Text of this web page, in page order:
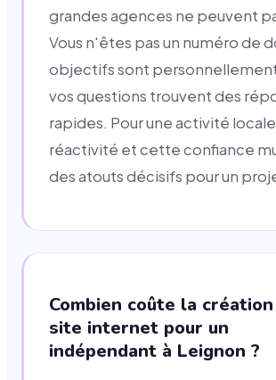
grandes agences ne peuvent
Vous n'êtes pas un numéro de
objectifs sont
vos questions trouvent des
rapides. Pour une activité
réactivité et cette confiance
des atouts décisifs pour un
Combien coûte la
site internet pour un
indépendant à Leignon ?